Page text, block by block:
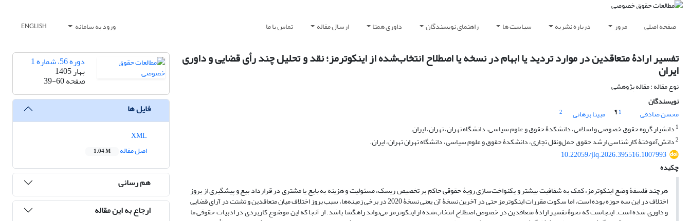
صفحه اصلی مرور درباره نشریه سیاست ها راهنمای نویسندگان داوری همتا ارسال مقاله تماس با ما ورود به سامانه ENGLISH
تفسیر ارادۀ متعاقدین در موارد تردید یا ابهام در نسخه یا اصطلاح انتخاب‌شده از اینکوترمز؛ نقد و تحلیل چند رأی قضایی و داوری
ایران
نوع مقاله : مقاله پژوهشی
نویسندگان
محسن صادقی
1
¶ مبینا برهانی
2
1 دانشیار گروه حقوق خصوصی و اسلامی، دانشکدۀ حقوق و علوم سیاسی، دانشگاه تهران، تهران، ایران.
2دانش‌آموختۀ کارشناسی ارشد حقوق حمل‌ونقل تجاری، دانشکدۀ حقوق و علوم سیاسی، دانشگاه تهران تهران، ایران.
10.22059/jlq.2026.395516.1007993
چکیده
هرچند فلسفۀ وضع اینکوترمز، کمک به شفافیت بیشتر و یکنواخت‌سازی رویۀ حقوقی حاکم بر تخصیص ریسک، مسئولیت و هزینه به بایع یا مشتری در قرارداد بیع و پیشگیری از بروز
اختلاف در این سه حوزه بوده است، اما سکوت مقررات اینکوترمز حتی در آخرین نسخۀ آن یعنی نسخۀ 2020 در برخی زمینه‌ها، سبب بروز اختلاف میان متعاقدین و تشتت در آرای قضایی
و داوری شده است. اینجاست که نحوۀ تفسیر ارادۀ متعاقدین در خصوص اصطلاح انتخاب‌شده از اینکوترمز می‌تواند راهگشا باشد. از آنجا که این موضوع کاربردی در ادبیات حقوقی ما
دوره 56، شماره 1
بهار 1405
صفحه39-60
فایل ها
اصل مقاله
1.04 M
هم رسانی
ارجاع به این مقاله